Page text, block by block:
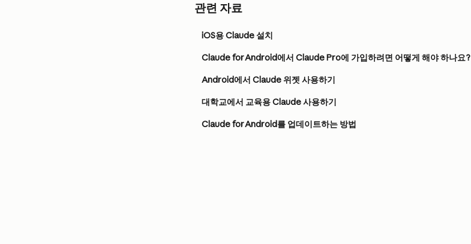
관련 자료
iOS용 Claude 설치
Claude for Android에서 Claude Pro에 가입하려면 어떻게 해야 하나요?
Android에서 Claude 위젯 사용하기
대학교에서 교육용 Claude 사용하기
Claude for Android를 업데이트하는 방법